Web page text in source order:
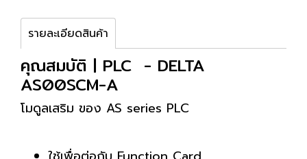
รายละเอียดสินค้า
คุณสมบัติ | PLC - DELTA
AS00SCM-A
โมดูลเสริม ของ AS series PLC